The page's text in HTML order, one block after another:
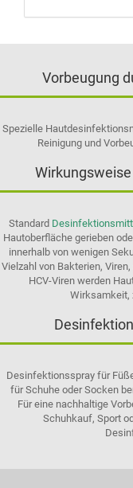
Vorbeugung
Spezielle
Reinigung und
Standard
Hautoberfläche gerieben
innerhalb von wenigen
Vielzahl von Bakterien,
HCV-Viren werden
Wirksamkeit,
Desinfektionsspray für
für Schuhe oder Socken
Für eine nachhaltige
Schuhkauf, Sport